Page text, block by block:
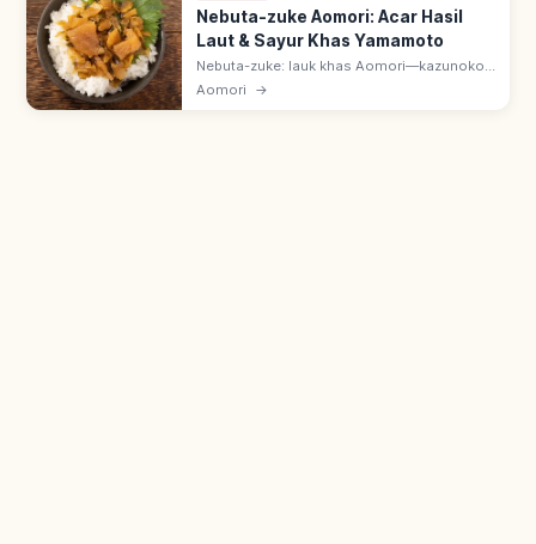
Nebuta-zuke Aomori: Acar Hasil
Laut & Sayur Khas Yamamoto
Nebuta-zuke: lauk khas Aomori—kazunoko,
surume, kombu, daikon & mentimun
Aomori →